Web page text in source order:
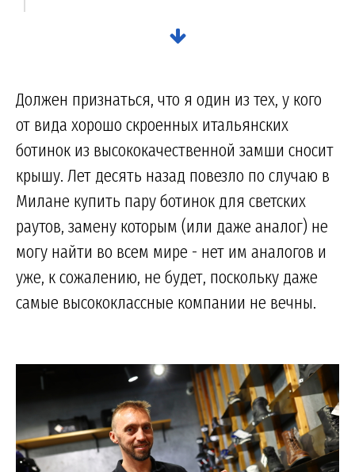
Должен признаться, что я один из тех, у кого
от вида хорошо скроенных итальянских
ботинок из высококачественной замши сносит
крышу. Лет десять назад повезло по случаю в
Милане купить пару ботинок для светских
раутов, замену которым (или даже аналог) не
могу найти во всем мире - нет им аналогов и
уже, к сожалению, не будет, поскольку даже
самые высококлассные компании не вечны.